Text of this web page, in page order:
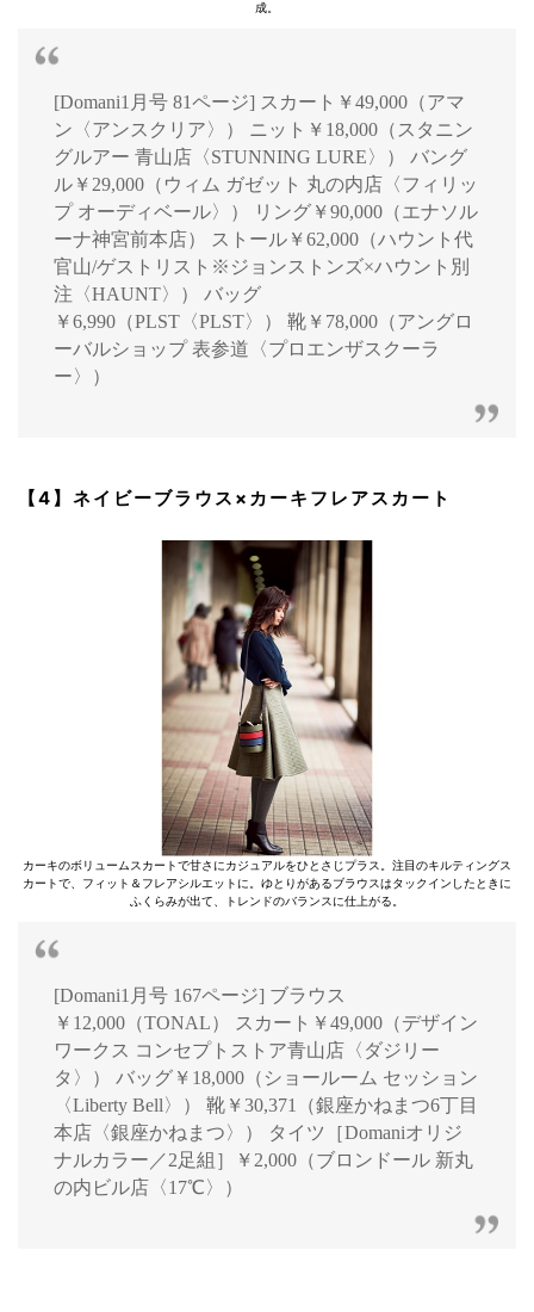
成。
[Domani1月号 81ページ] スカート￥49,000（アマ
ン〈アンスクリア〉） ニット￥18,000（スタニン
グルアー 青山店〈STUNNING LURE〉） バング
ル￥29,000（ウィム ガゼット 丸の内店〈フィリッ
プ オーディベール〉） リング￥90,000（エナソル
ーナ神宮前本店） ストール￥62,000（ハウント代
官山/ゲストリスト※ジョンストンズ×ハウント別
注〈HAUNT〉） バッグ
￥6,990（PLST〈PLST〉） 靴￥78,000（アングロ
ーバルショップ 表参道〈プロエンザスクーラ
ー〉）
【4】ネイビーブラウス×カーキフレアスカート
カーキのボリュームスカートで甘さにカジュアルをひとさじプラス。注目のキルティングス
カートで、フィット＆フレアシルエットに。ゆとりがあるブラウスはタックインしたときに
ふくらみが出て、トレンドのバランスに仕上がる。
[Domani1月号 167ページ] ブラウス
￥12,000（TONAL） スカート￥49,000（デザイン
ワークス コンセプトストア青山店〈ダジリー
タ〉） バッグ￥18,000（ショールーム セッション
〈Liberty Bell〉） 靴￥30,371（銀座かねまつ6丁目
本店〈銀座かねまつ〉） タイツ［Domaniオリジ
ナルカラー／2足組］￥2,000（ブロンドール 新丸
の内ビル店〈17℃〉）